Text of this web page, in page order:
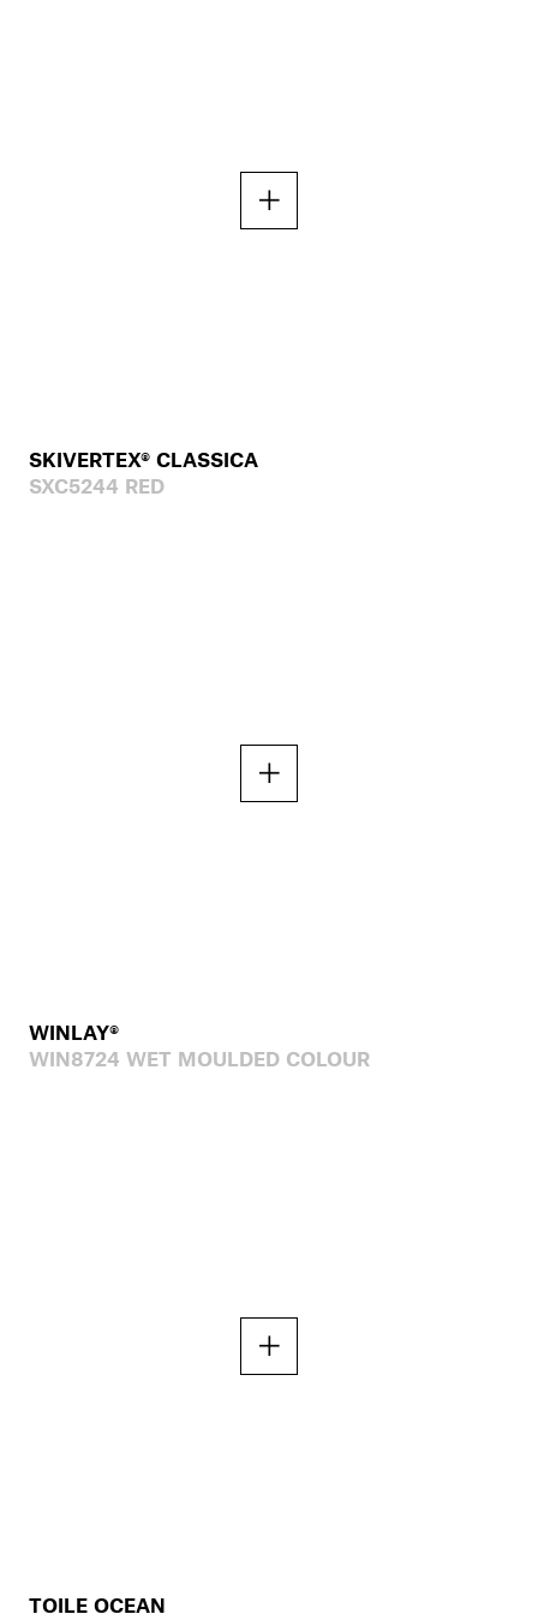
SKIVERTEX® CLASSICA
SXC5244 RED
WINLAY®
WIN8724 WET MOULDED COLOUR
TOILE OCEAN